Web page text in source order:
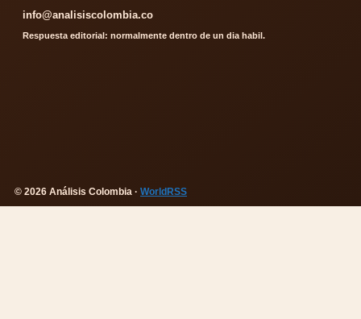
info@analisiscolombia.co
Respuesta editorial: normalmente dentro de un dia habil.
© 2026 Análisis Colombia · WorldRSS